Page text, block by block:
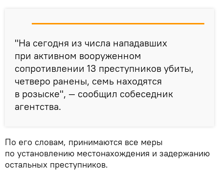
"На сегодня из числа нападавших
при активном вооруженном
сопротивлении 13 преступников убиты,
четверо ранены, семь находятся
в розыске", — сообщил собеседник
агентства.
По его словам, принимаются все меры
по установлению местонахождения и задержанию
остальных преступников.